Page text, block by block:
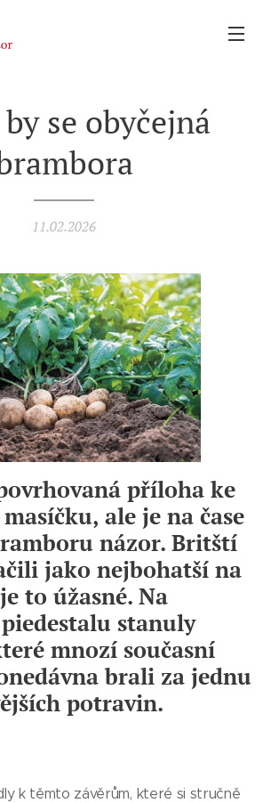
se obyčejná
11.02.2026
příloha ke
ale je na čase
názor. Britští
jako nejbohatší na
to úžasné. Na
stanuly
mnozí současní
brali za jednu
potravin.
k těmto závěrům, které si stručně